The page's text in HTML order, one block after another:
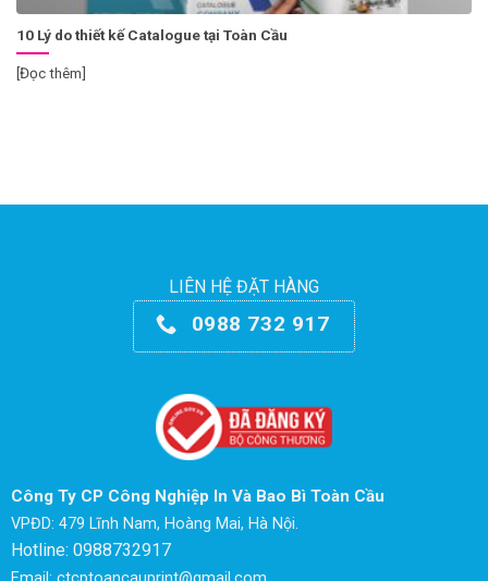
10 Lý do thiết kế Catalogue tại Toàn Cầu
[Đọc thêm]
LIÊN HỆ ĐẶT HÀNG
0988 732 917
Công Ty CP Công Nghiệp In Và Bao Bì Toàn Cầu
VPĐD: 479 Lĩnh Nam, Hoàng Mai, Hà Nội.
Hotline: 0988732917